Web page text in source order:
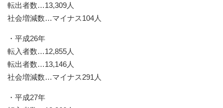
転出者数…13,309人
社会増減数…マイナス104人
・平成26年
転入者数…12,855人
転出者数…13,146人
社会増減数…マイナス291人
・平成27年